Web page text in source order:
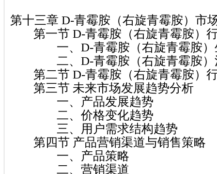
第十三章 D-青霉胺（右旋青霉胺）市
第一节 D-青霉胺（右旋青霉胺）
一、D-青霉胺（右旋青霉胺）
二、D-青霉胺（右旋青霉胺）
第二节 D-青霉胺（右旋青霉胺）
第三节 未来市场发展趋势分析
一、产品发展趋势
二、价格变化趋势
三、用户需求结构趋势
第四节 产品营销渠道与销售策略
一、产品策略
二、营销渠道